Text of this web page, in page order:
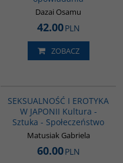
Dazai Osamu
42.00PLN
ZOBACZ
SEKSUALNOŚĆ I EROTYKA
W JAPONII Kultura -
Sztuka - Społeczeństwo
Matusiak Gabriela
60.00PLN